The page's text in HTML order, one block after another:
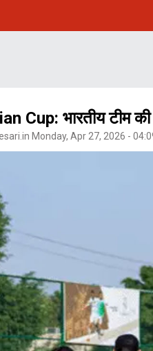
Cup: भारतीय टीम की
Monday, Apr 27, 2026 -